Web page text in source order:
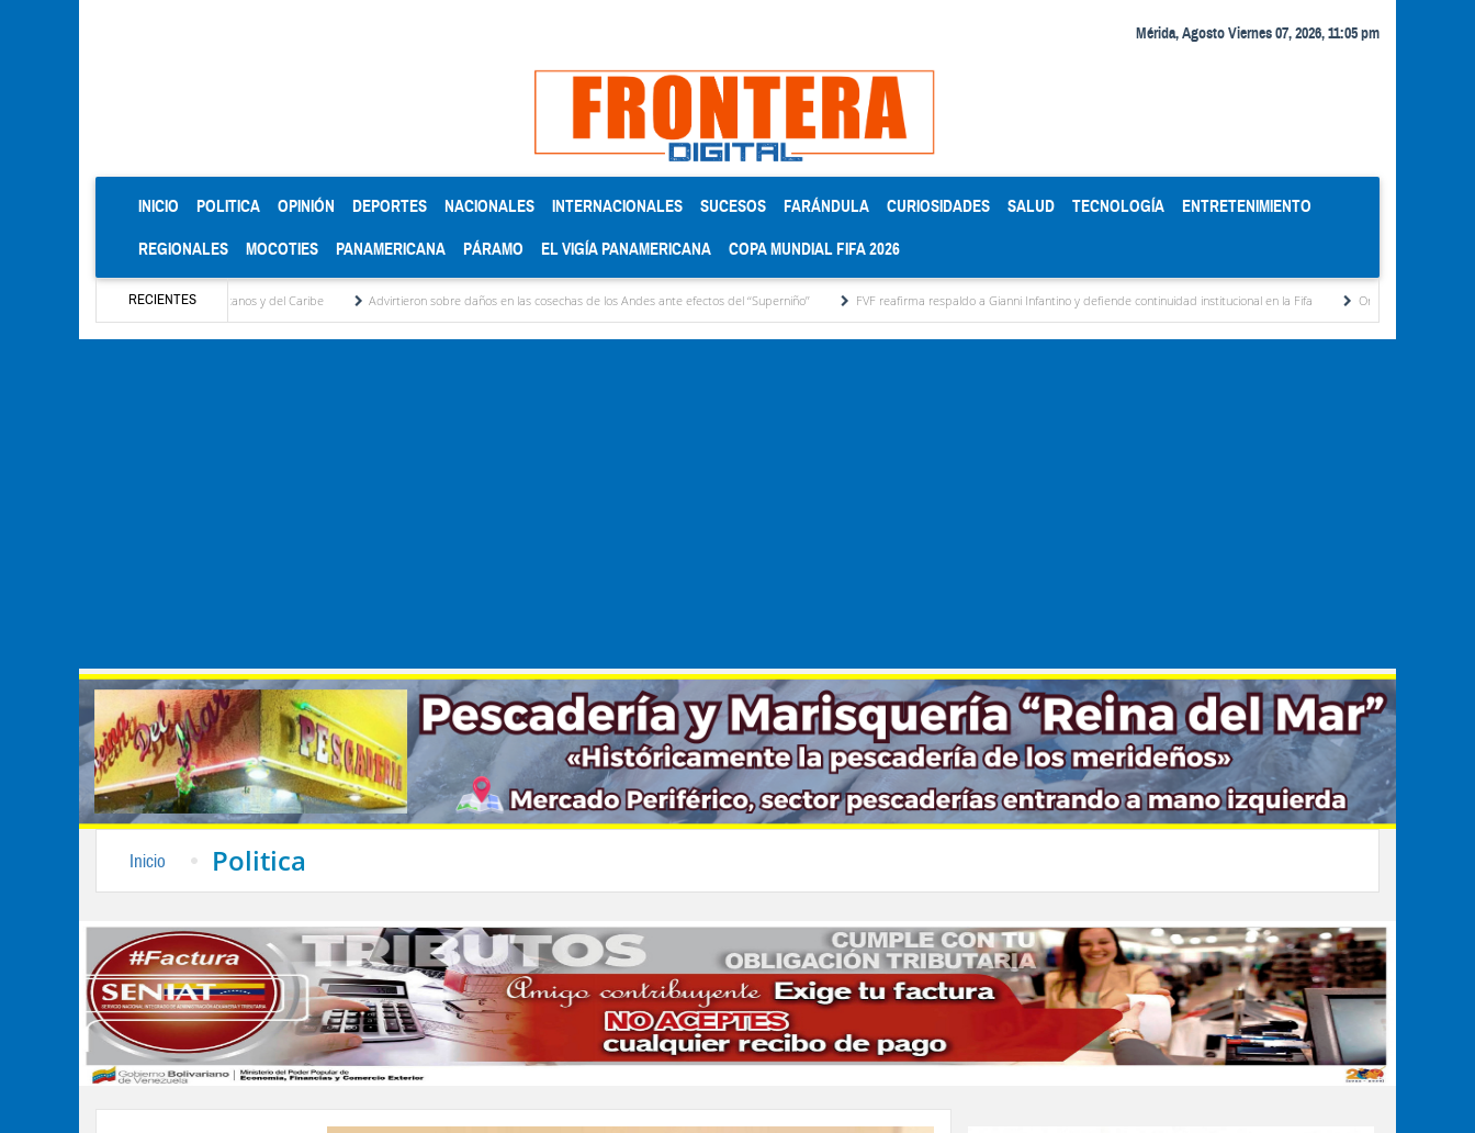
Mérida, Agosto Viernes 07, 2026, 11:05 pm
INICIO (CURRENT)
POLITICA OPINIÓN DEPORTES NACIONALES INTERNACIONALES SUCESOS FARÁNDULA CURIOSIDADES SALUD TECNOLOGÍA ENTRETENIMIENTO
REGIONALES MOCOTIES PANAMERICANA PÁRAMO EL VIGÍA PANAMERICANA COPA MUNDIAL FIFA 2026
RECIENTES
los Juegos Centroamericanos y del Caribe Advirtieron sobre daños en las cosechas de los Andes ante efectos del ‘‘Superniño’’ FVF reafirma respaldo a Gianni Infantino y defiende continuidad institucional en la Fifa Organismos públicos recortan
Inicio Politica